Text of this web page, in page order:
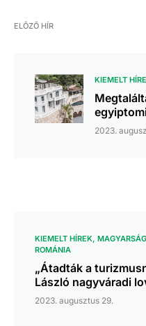
ELŐZŐ HÍR
KIEMELT
2023.
KIEMELT HÍREK MAGYARSÁG
ROMÁNIA
„Átadták a
László nagyváradi
2023. augusztus 29.